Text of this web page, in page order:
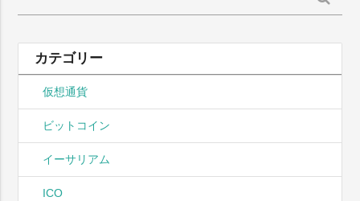
索:
カテゴリー
仮想通貨
ビットコイン
イーサリアム
ICO